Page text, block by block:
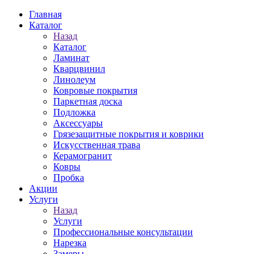
Главная
Каталог
Назад
Каталог
Ламинат
Кварцвинил
Линолеум
Ковровые покрытия
Паркетная доска
Подложка
Аксессуары
Грязезащитные покрытия и коврики
Искусственная трава
Керамогранит
Ковры
Пробка
Акции
Услуги
Назад
Услуги
Профессиональные консультации
Нарезка